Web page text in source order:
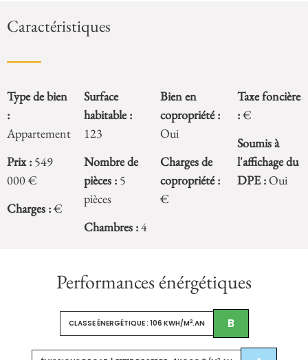
Caractéristiques
Type de bien
:
Appartement
Prix : 549
000 €
Charges :€
Surface
habitable :
123
Nombre de
pièces :5
pièces
Chambres :4
Bien en
copropriété :
Oui
Charges de
copropriété :
€
Taxe foncière
:€
Soumis à
l'affichage du
DPE :Oui
Performances énérgétiques
CLASSE ÉNERGÉTIQUE : 106 KWH/M2.AN B